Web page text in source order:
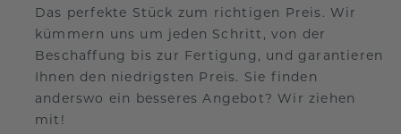
Das perfekte Stück zum richtigen Preis. Wir
kümmern uns um jeden Schritt, von der
Beschaffung bis zur Fertigung, und garantieren
Ihnen den niedrigsten Preis. Sie finden
anderswo ein besseres Angebot? Wir ziehen
mit!